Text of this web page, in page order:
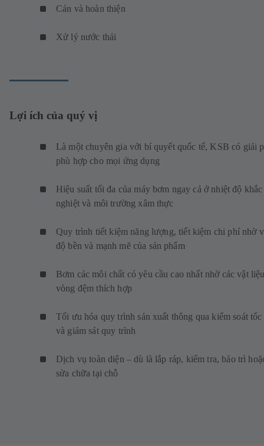
Cán và hoàn thiện
Xử lý nước thải
Lợi ích của quý vị
Là một chuyên gia với bí quyết quốc tế, KSB có giải
phù hợp cho mọi ứng dụng
Hiệu suất tối đa của máy bơm ngay cả ở nhiệt độ khắc
nghiệt và môi trường xâm thực
Quy trình tiết kiệm năng lượng, tiết kiệm chi phí nhờ
độ bền và mạnh mẽ của sản phẩm
Bơm các môi chất có yêu cầu cao nhất nhờ các vật
vòng đệm thích hợp
Tối ưu hóa quy trình sản xuất thông qua kiểm soát tốc
và giám sát quy trình
Dịch vụ toàn diện – dù là lắp ráp, kiểm tra, bảo trì
sửa chữa tại chỗ